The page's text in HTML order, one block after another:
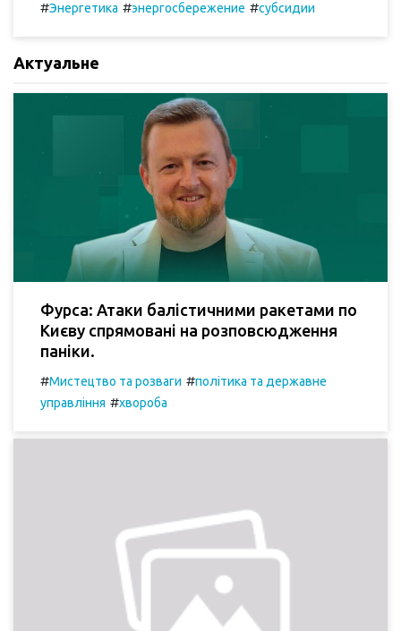
#Энергетика #энергосбережение #субсидии
Актуальне
Фурса: Атаки балістичними ракетами по
Києву спрямовані на розповсюдження
паніки.
#Мистецтво та розваги #політика та державне
управління #хвороба